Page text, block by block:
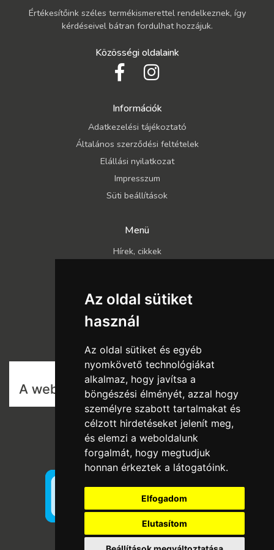
Az oldal sütiket
használ
Az oldal sütiket és egyéb
nyomkövető technológiákat
alkalmaz, hogy javítsa a
böngészési élményét, azzal hogy
személyre szabott tartalmakat és
célzott hirdetéseket jelenít meg,
és elemzi a weboldalunk
forgalmát, hogy megtudjuk
honnan érkeztek a látogatóink.
Elfogadom
Elutasítom
Értékesítőink széles termékismerettel rendelkeznek, így
kérdéseivel bátran fordulhat hozzájuk.
Közösségi oldalaink
Információk
Adatkezelési tájékoztató
Általános szerződési feltételek
Elállási nyilatkozat
Impresszum
Süti beállítások
Menü
Hírek, cikkek
Rólunk
Szállítás és fizetés